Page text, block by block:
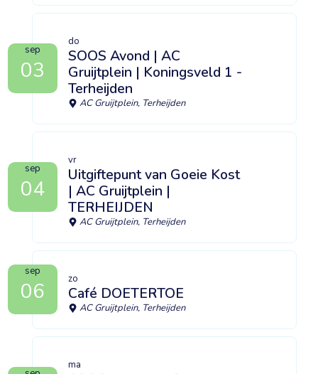
sep
03
do
SOOS Avond | AC
Gruijtplein | Koningsveld 1 -
Terheijden
AC Gruijtplein, Terheijden
sep
04
vr
Uitgiftepunt van Goeie Kost
| AC Gruijtplein |
TERHEIJDEN
AC Gruijtplein, Terheijden
sep
06 zo
Café DOETERTOE
AC Gruijtplein, Terheijden
ma